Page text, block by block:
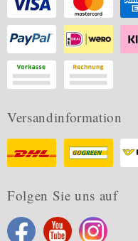
Versandinformation
Folgen Sie uns auf